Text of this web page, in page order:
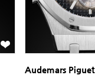
Audemars Piguet